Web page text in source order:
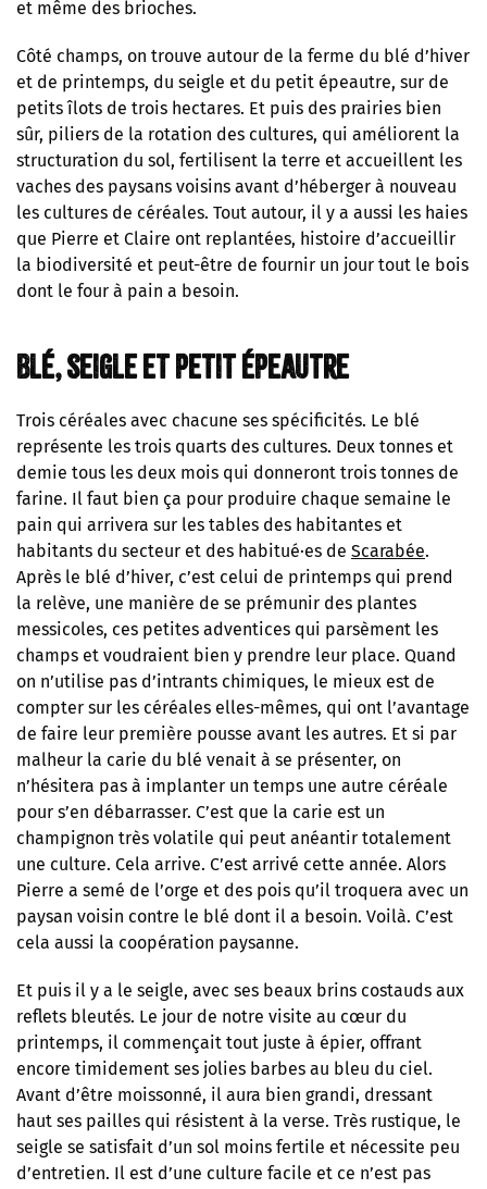
et même des brioches.
Côté champs, on trouve autour de la ferme du blé d’hiver
et de printemps, du seigle et du petit épeautre, sur de
petits îlots de trois hectares. Et puis des prairies bien
sûr, piliers de la rotation des cultures, qui améliorent la
structuration du sol, fertilisent la terre et accueillent les
vaches des paysans voisins avant d’héberger à nouveau
les cultures de céréales. Tout autour, il y a aussi les haies
que Pierre et Claire ont replantées, histoire d’accueillir
la biodiversité et peut-être de fournir un jour tout le bois
dont le four à pain a besoin.
Blé, seigle et petit épeautre
Trois céréales avec chacune ses spécificités. Le blé
représente les trois quarts des cultures. Deux tonnes et
demie tous les deux mois qui donneront trois tonnes de
farine. Il faut bien ça pour produire chaque semaine le
pain qui arrivera sur les tables des habitantes et
habitants du secteur et des habitué·es de Scarabée.
Après le blé d’hiver, c’est celui de printemps qui prend
la relève, une manière de se prémunir des plantes
messicoles, ces petites adventices qui parsèment les
champs et voudraient bien y prendre leur place. Quand
on n’utilise pas d’intrants chimiques, le mieux est de
compter sur les céréales elles-mêmes, qui ont l’avantage
de faire leur première pousse avant les autres. Et si par
malheur la carie du blé venait à se présenter, on
n’hésitera pas à implanter un temps une autre céréale
pour s’en débarrasser. C’est que la carie est un
champignon très volatile qui peut anéantir totalement
une culture. Cela arrive. C’est arrivé cette année. Alors
Pierre a semé de l’orge et des pois qu’il troquera avec un
paysan voisin contre le blé dont il a besoin. Voilà. C’est
cela aussi la coopération paysanne.
Et puis il y a le seigle, avec ses beaux brins costauds aux
reflets bleutés. Le jour de notre visite au cœur du
printemps, il commençait tout juste à épier, offrant
encore timidement ses jolies barbes au bleu du ciel.
Avant d’être moissonné, il aura bien grandi, dressant
haut ses pailles qui résistent à la verse. Très rustique, le
seigle se satisfait d’un sol moins fertile et nécessite peu
d’entretien. Il est d’une culture facile et ce n’est pas